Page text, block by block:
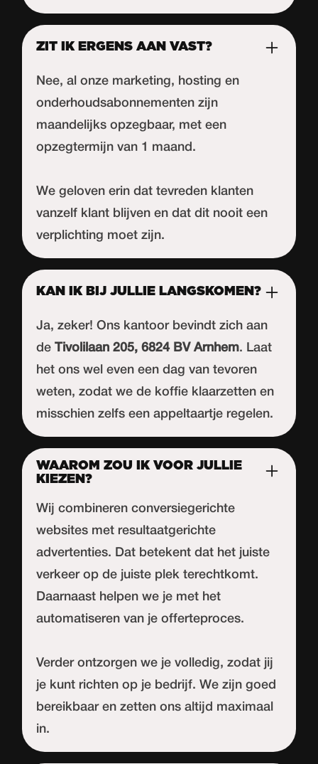
ZIT IK ERGENS AAN VAST?
Nee, al onze marketing, hosting en
onderhoudsabonnementen zijn
maandelijks opzegbaar, met een
opzegtermijn van 1 maand.
We geloven erin dat tevreden klanten
vanzelf klant blijven en dat dit nooit een
verplichting moet zijn.
KAN IK BIJ JULLIE LANGSKOMEN?
Ja, zeker! Ons kantoor bevindt zich aan
deTivolilaan 205, 6824 BV Arnhem. Laat
het ons wel even een dag van tevoren
weten, zodat we de koffie klaarzetten en
misschien zelfs een appeltaartje regelen.
WAAROM ZOU IK VOOR JULLIE
KIEZEN?
Wij combineren conversiegerichte
websites met resultaatgerichte
advertenties. Dat betekent dat het juiste
verkeer op de juiste plek terechtkomt.
Daarnaast helpen we je met het
automatiseren van je offerteproces.
Verder ontzorgen we je volledig, zodat jij
je kunt richten op je bedrijf. We zijn goed
bereikbaar en zetten ons altijd maximaal
in.